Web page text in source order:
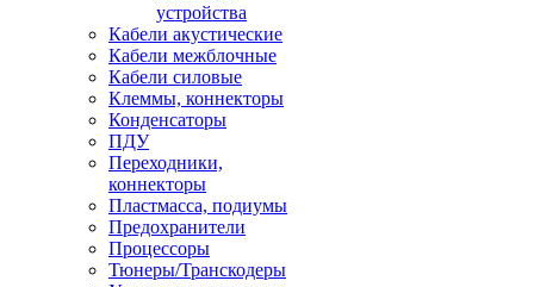
устройства
Кабели акустические
Кабели межблочные
Кабели силовые
Клеммы, коннекторы
Конденсаторы
ПДУ
Переходники,
коннекторы
Пластмасса, подиумы
Предохранители
Процессоры
Тюнеры/Транскодеры